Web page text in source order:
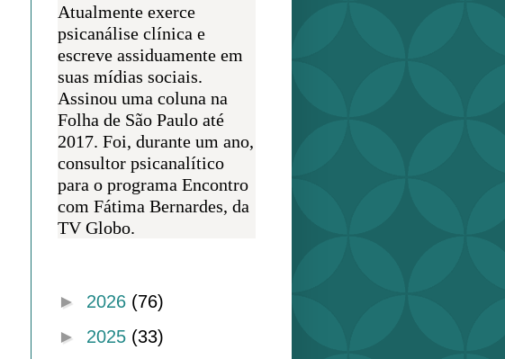
Atualmente exerce
psicanálise clínica e
escreve assiduamente em
suas mídias sociais.
Assinou uma coluna na
Folha de São Paulo até
2017. Foi, durante um ano,
consultor psicanalítico
para o programa Encontro
com Fátima Bernardes, da
TV Globo.
► 2026 (76)
► 2025 (33)